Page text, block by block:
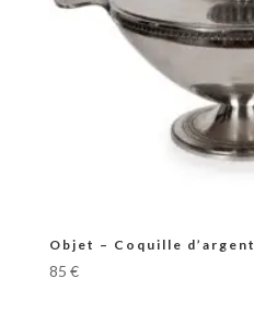
Objet – Coquille d’argent
85 €